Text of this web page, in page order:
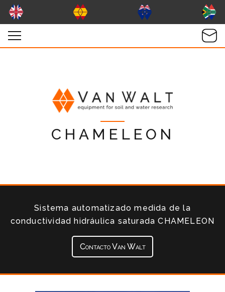
CHAMELEON
Sistema automatizado medida de la
conductividad hidráulica saturada CHAMELEON
Contacto Van Walt